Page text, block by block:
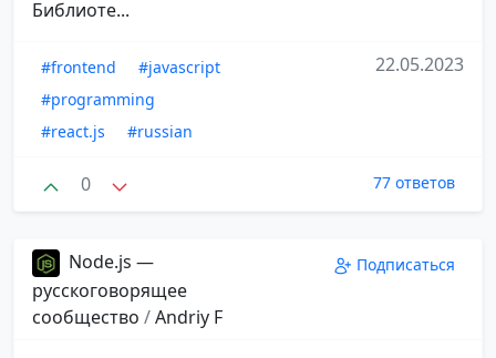
Библиоте...
#frontend
#javascript
#programming
#react.js
#russian
22.05.2023
0 77 ответов
Node.js —
русскоговорящее
сообщество /Andriy F
Подписаться